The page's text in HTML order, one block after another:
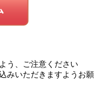
う、ご注意ください
みいただきますようお願